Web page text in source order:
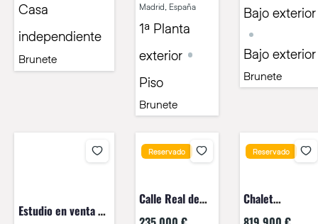
Casa
independiente
Brunete
Madrid, España
1ª Planta
exterior
Piso
Brunete
Bajo exterior
Bajo exterior
Brunete
Estudio en venta en
Reservado
Calle Real de
San Sebastián
Reservado
Chalet
independiente